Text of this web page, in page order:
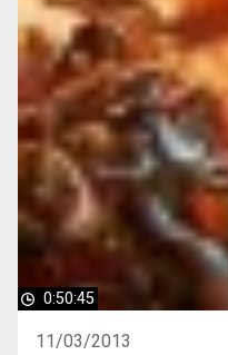
0:50:45
11/03/2013